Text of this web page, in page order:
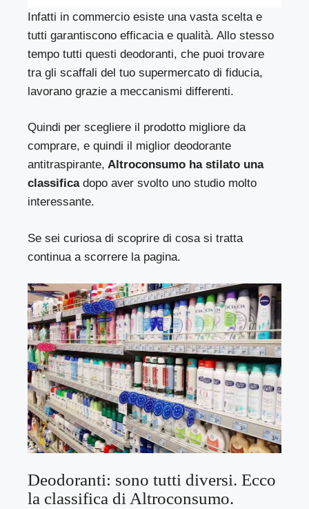
Infatti in commercio esiste una vasta scelta e
tutti garantiscono efficacia e qualità. Allo stesso
tempo tutti questi deodoranti, che puoi trovare
tra gli scaffali del tuo supermercato di fiducia,
lavorano grazie a meccanismi differenti.
Quindi per scegliere il prodotto migliore da
comprare, e quindi il miglior deodorante
antitraspirante, Altroconsumo ha stilato una
classificadopo aver svolto uno studio molto
interessante.
Se sei curiosa di scoprire di cosa si tratta
continua a scorrere la pagina.
Deodoranti: sono tutti diversi. Ecco
la classifica di Altroconsumo.